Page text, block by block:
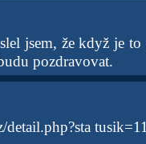
jsem, že když je to
pozdravovat.